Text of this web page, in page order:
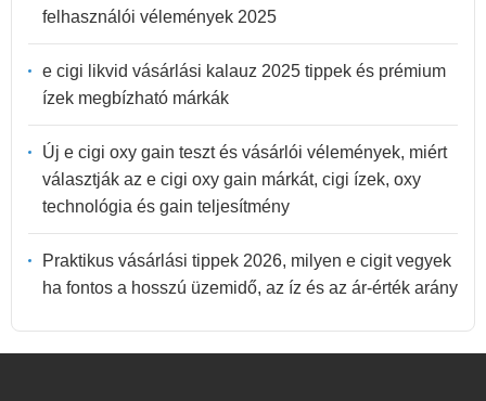
felhasználói vélemények 2025
e cigi likvid vásárlási kalauz 2025 tippek és prémium
ízek megbízható márkák
Új e cigi oxy gain teszt és vásárlói vélemények, miért
választják az e cigi oxy gain márkát, cigi ízek, oxy
technológia és gain teljesítmény
Praktikus vásárlási tippek 2026, milyen e cigit vegyek
ha fontos a hosszú üzemidő, az íz és az ár-érték arány